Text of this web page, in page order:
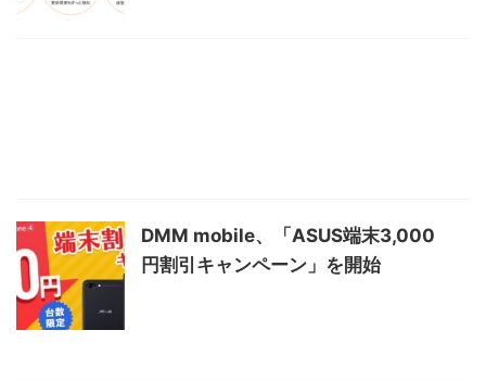
DMM mobile、「ASUS端末3,000
円割引キャンペーン」を開始